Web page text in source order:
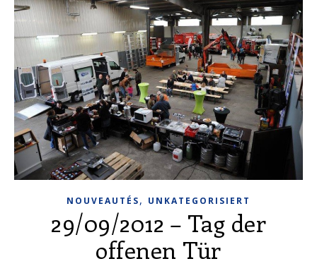
NOUVEAUTÉS, UNKATEGORISIERT
29/09/2012 – Tag der
offenen Tür